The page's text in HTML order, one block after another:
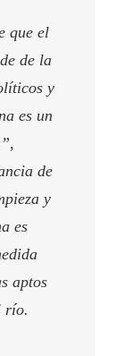
que el
de la
y
es un
de
y
es
aptos
río.